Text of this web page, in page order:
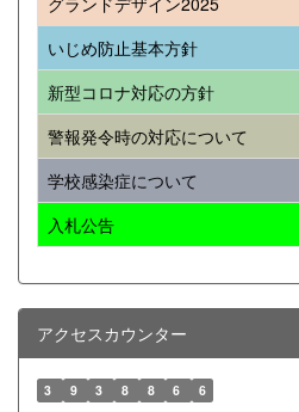
いじめ防止基本方針
新型コロナ対応の方針
警報発令時の対応について
学校感染症について
入札公告
アクセスカウンター
3 9 3 8 8 6 6